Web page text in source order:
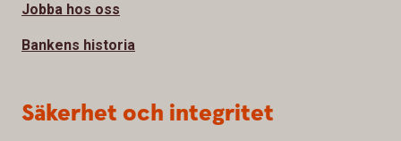
Jobba hos oss
Bankens historia
Säkerhet och integritet